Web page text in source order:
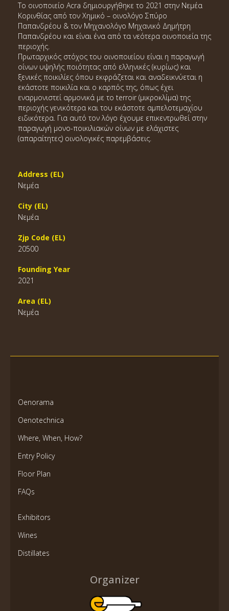
Το οινοποιείο Acra δημιουργήθηκε το 2021 στην Νεμέα
Κορινθίας από τον Χημικό – οινολόγο Σπύρο
Παπανδρέου & τον Μηχανολόγο Μηχανικό Δημήτρη
Παπανδρέου και είναι ένα από τα νεότερα οινοποιεία της
περιοχής.
Πρωταρχικός στόχος του οινοποιείου είναι η παραγωγή
οίνων υψηλής ποιότητας από ελληνικές (κυρίως) και
ξενικές ποικιλίες όπου εκφράζεται και αναδεικνύεται η
εκάστοτε ποικιλία και ο καρπός της, όπως έχει
εναρμονιστεί αρμονικά με το terroir (μικροκλίμα) της
περιοχής γενικότερα και του εκάστοτε αμπελοτεμαχίου
ειδικότερα. Για αυτό τον λόγο έχουμε επικεντρωθεί στην
παραγωγή μονο-ποικιλιακών οίνων με ελάχιστες
(απαραίτητες) οινολογικές παρεμβάσεις.
Address (EL)
Νεμέα
City (EL)
Νεμέα
Zjp Code (EL)
20500
Founding Year
2021
Area (EL)
Νεμέα
Oenorama
Oenotechnica
Where, When, How?
Entry Policy
Floor Plan
FAQs
Exhibitors
Wines
Distillates
Organizer